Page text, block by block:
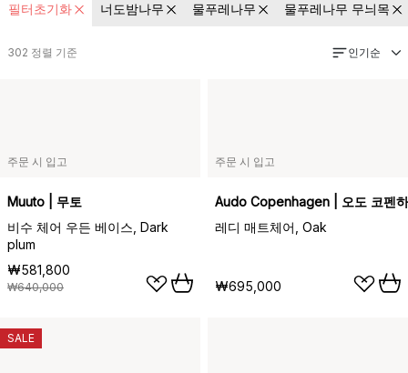
필터초기화 너도밤나무 물푸레나무 물푸레나무 무늬목
302 정렬 기준 인기순
주문 시 입고
Muuto | 무토
비수 체어 우든 베이스, Dark
plum
₩581,800
₩640,000
주문 시 입고
Audo Copenhagen | 오도 코펜
레디 매트체어, Oak
₩695,000
SALE